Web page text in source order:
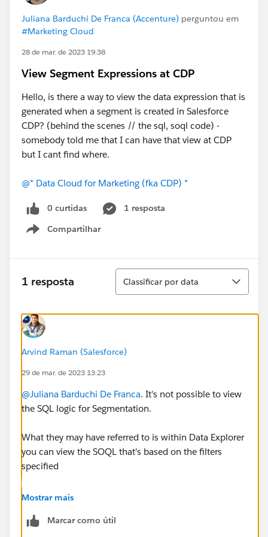
Juliana Barduchi De Franca (Accenture) perguntou em
#Marketing Cloud
28 de mar. de 2023 19:38
View Segment Expressions at CDP
Hello, is there a way to view the data expression that is
generated when a segment is created in Salesforce
CDP? (behind the scenes // the sql, soql code) -
somebody told me that I can have that view at CDP
but I cant find where.
@* Data Cloud for Marketing (fka CDP) *
0 curtidas
1 resposta
Compartilhar
Show menu
1 resposta
Classificar
Classificar por data
Arvind Raman (Salesforce)
29 de mar. de 2023 13:23
@Juliana Barduchi De Franca. It's not possible to view
the SQL logic for Segmentation.
What they may have referred to is within Data Explorer
you can view the SOQL that's based on the filters
specified
https://help.salesforce.com/s/articleView?
Mostrar mais
Marcar como útil